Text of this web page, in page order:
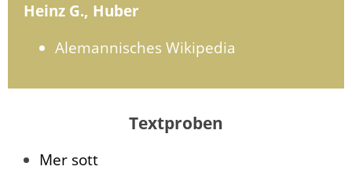
Heinz G., Huber
Alemannisches Wikipedia
Textproben
Mer sott